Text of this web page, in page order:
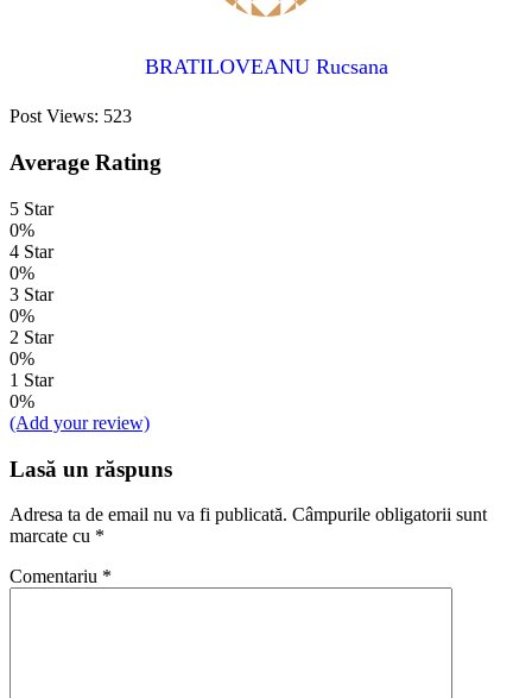
BRATILOVEANU Rucsana
Post Views: 523
Average Rating
5 Star
0%
4 Star
0%
3 Star
0%
2 Star
0%
1 Star
0%
(Add your review)
Lasă un răspuns
Adresa ta de email nu va fi publicată. Câmpurile obligatorii sunt
marcate cu *
Comentariu *